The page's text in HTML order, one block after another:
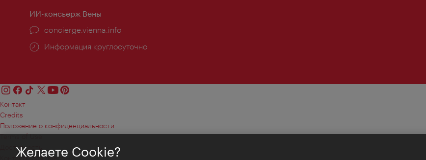
ИИ-консьерж Вены
concierge.vienna.info
Информация круглосуточно
Контакт
Credits
Положение о конфиденциальности
Terms of Use
Доступность
Контакты для прессы
Желаете Cookie?